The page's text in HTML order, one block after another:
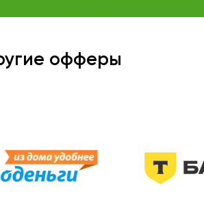
офферы